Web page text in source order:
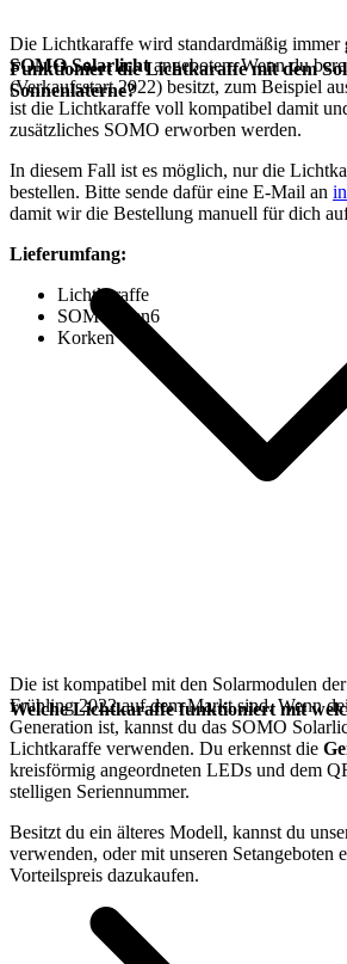
Die Lichtkaraffe wird standardmäßig immer
SOMO Solarlichtangeboten. Wenn du
(Verkaufsstart 2022) besitzt, zum Beispiel
ist die Lichtkaraffe voll kompatibel damit
zusätzliches SOMO erworben werden.
In diesem Fall ist es möglich, nur die
bestellen. Bitte sende dafür eine E-Mail an
damit wir die Bestellung manuell für dich
Lieferumfang:
Lichtkaraffe
SOMO Gen6
Korken
Funktioniert die Lichtkaraffe mit dem
Sonnenlaterne?
Die ist kompatibel mit den Solarmodulen
Frühling 2022 auf dem Markt sind. Wenn
Generation ist, kannst du das SOMO
Lichtkaraffe verwenden. Du erkennst die
kreisförmig angeordneten LEDs und dem
stelligen Seriennummer.
Besitzt du ein älteres Modell, kannst du
verwenden, oder mit unseren Setangeboten
Vorteilspreis dazukaufen.
Welche Lichtkaraffe funktioniert mit